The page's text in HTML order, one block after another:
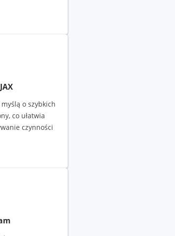
o szybkich
co ułatwia
czynności